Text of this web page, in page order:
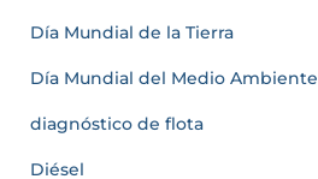
Día Mundial de la Tierra
Día Mundial del Medio Ambiente
diagnóstico de flota
Diésel